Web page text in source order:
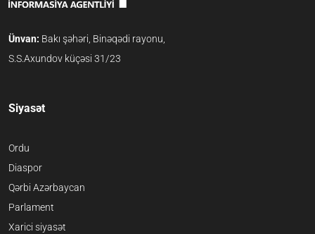
Ünvan: Bakı şəhəri, Binəqədi rayonu,
S.S.Axundov küçəsi 31/23
Siyasət
Ordu
Diaspor
Qərbi Azərbaycan
Parlament
Xarici siyasət